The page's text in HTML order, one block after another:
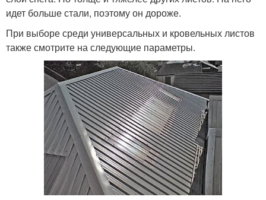
идет больше стали, поэтому он дороже.
При выборе среди универсальных и кровельных листов
также смотрите на следующие параметры.